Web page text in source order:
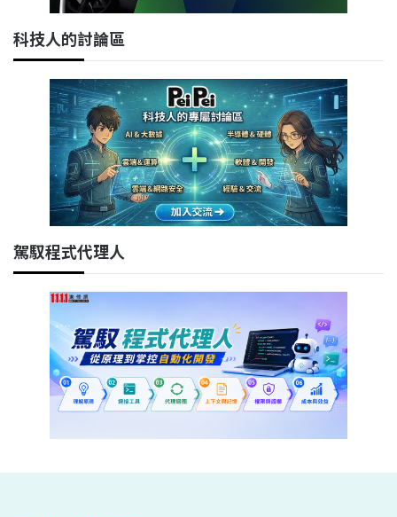
科技人的討論區
駕馭程式代理人